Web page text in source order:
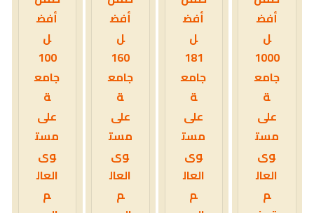
أفض
ل
1000
جامع
ة
على
مست
وى
العال
م
أفض
ل
181
جامع
ة
على
مست
وى
العال
م
أفض
ل
160
جامع
ة
على
مست
وى
العال
م
أفض
ل
100
جامع
ة
على
مست
وى
العال
م